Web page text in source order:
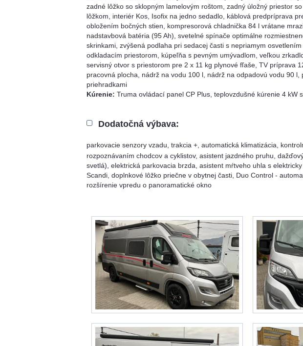
zadné lôžko so sklopným lamelovým roštom, zadný úložný priestor
lôžkom, interiér Kos, Isofix na jedno sedadlo, káblová predpríprava
obložením bočných stien, kompresorová chladnička 84 l vrátane
nadstavbová batéria (95 Ah), svetelné spínače optimálne
skrinkami, zvýšená podlaha pri sedacej časti s nepriamym
odkladacím priestorom, kúpeľňa s pevným umývadlom, veľkou
servisný otvor s priestorom pre 2 x 11 kg plynové fľaše, TV príprava
pracovná plocha, nádrž na vodu 100 l, nádrž na odpadovú vodu 90
priehradkami
Kúrenie: Truma ovládací panel CP Plus, teplovzdušné kúrenie 4 kW
Dodatočná výbava:
parkovacie senzory vzadu, trakcia +, automatická klimatizácia,
rozpoznávaním chodcov a cyklistov, asistent jazdného pruhu,
svetlá), elektrická parkovacia brzda, asistent mŕtveho uhla s
Scandi, doplnkové lôžko priečne v obytnej časti, Duo Control -
rozšírenie vpredu o panoramatické okno